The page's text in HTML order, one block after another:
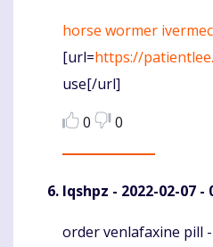
Komentaras
horse wormer
[url=https://
use[/url]
0
0
Iqshpz - 2022-02-07 -
Komentaras
order venlafaxine pill -